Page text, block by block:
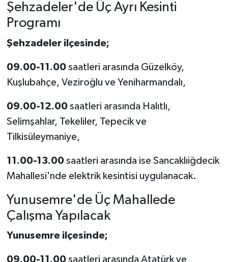
Şehzadeler'de Üç Ayrı Kesinti
Programı
Şehzadeler ilçesinde;
09.00-11.00 saatleri arasında Güzelköy,
Kuşlubahçe, Veziroğlu ve Yeniharmandalı,
09.00-12.00saatleri arasında Halıtlı,
Selimşahlar, Tekeliler, Tepecik ve
Tilkisüleymaniye,
11.00-13.00saatleri arasında ise Sancaklıiğdecik
Mahallesi'nde elektrik kesintisi uygulanacak.
Yunusemre'de Üç Mahallede
Çalışma Yapılacak
Yunusemre ilçesinde;
09.00-11.00saatleri arasında Atatürk ve